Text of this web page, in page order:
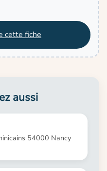
cette fiche
aussi
54000 Nancy